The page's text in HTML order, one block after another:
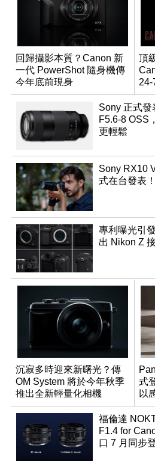
回歸攝影本質？Canon 新
一代 PowerShot 隨身機傳
今年底前現身
頂
24-
幻
Sony 正式發
F5.6-8 OSS
更輕鬆
Sony RX10
式在台發表
專利曝光引
出 Nikon Z
沉寂多時迎來新曙光？傳
OM System 將於今年秋季
推出全新輕量化相機
式
以
週
福倫達
F1.4 for
口 7 月同步